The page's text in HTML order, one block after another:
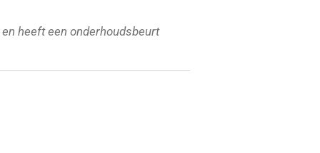
heeft een onderhoudsbeurt